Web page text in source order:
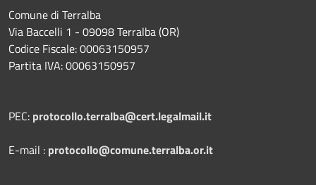
Comune di Terralba
Via Baccelli 1 - 09098 Terralba (OR)
Codice Fiscale: 00063150957
Partita IVA: 00063150957
PEC: protocollo.terralba@cert.legalmail.it
E-mail : protocollo@comune.terralba.or.it